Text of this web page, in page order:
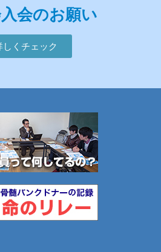
会のお願い
しくチェック